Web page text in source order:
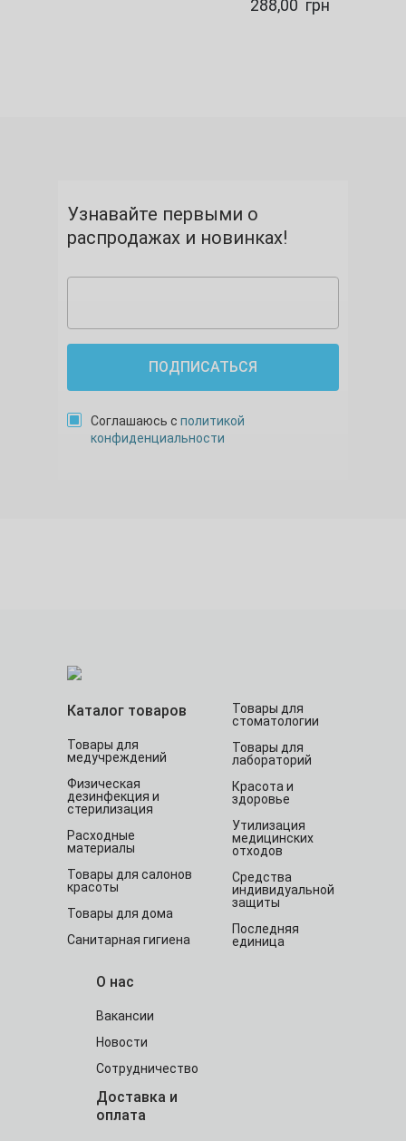
288,00 грн
Узнавайте первыми о
распродажах и новинках!
ПОДПИСАТЬСЯ
Соглашаюсь с политикой
конфиденциальности
Каталог товаров
Товары для
медучреждений
Физическая
дезинфекция и
стерилизация
Расходные
материалы
Товары для салонов
красоты
Товары для дома
Санитарная гигиена
Товары для
стоматологии
Товары для
лабораторий
Красота и
здоровье
Утилизация
медицинских
отходов
Средства
индивидуальной
защиты
Последняя
единица
О нас
Вакансии
Новости
Сотрудничество
Доставка и
оплата